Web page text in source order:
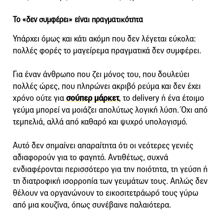
Το «δεν συμφέρει» είναι πραγματικότητα
Υπάρχει όμως και κάτι ακόμη που δεν λέγεται εύκολα:
πολλές φορές το μαγείρεμα πραγματικά δεν συμφέρει.
Για έναν άνθρωπο που ζει μόνος του, που δουλεύει
πολλές ώρες, που πληρώνει ακριβό ρεύμα και δεν έχει
χρόνο ούτε γιασούπερ μάρκετ, το delivery ή ένα έτοιμο
γεύμα μπορεί να μοιάζει απολύτως λογική λύση. Όχι από
τεμπελιά, αλλά από καθαρό και ψυχρό υπολογισμό.
Αυτό δεν σημαίνει απαραίτητα ότι οι νεότερες γενιές
αδιαφορούν για το φαγητό. Αντιθέτως, συχνά
ενδιαφέρονται περισσότερο για την ποιότητα, τη γεύση ή
τη διατροφική ισορροπία των γευμάτων τους. Απλώς δεν
θέλουν να οργανώνουν το εικοσιτετράωρό τους γύρω
από μια κουζίνα, όπως συνέβαινε παλαιότερα.